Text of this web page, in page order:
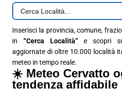
Inserisci la provincia, comune,
in “Cerca Località” e scopri
aggiornate di oltre 10.000 località
meteo in tempo reale.
☀️ Meteo Cervatto
tendenza affidabile